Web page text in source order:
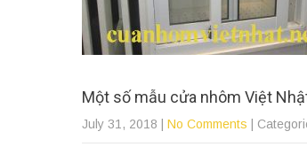
Một số mẫu cửa nhôm Việt
July 31, 2018 No Comments |